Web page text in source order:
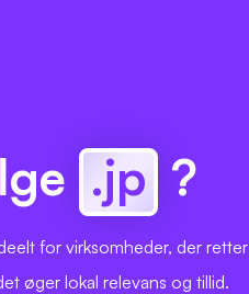
.jp ?
for virksomheder, der retter
øger lokal relevans og tillid.